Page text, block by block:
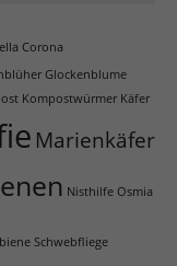
Corona
Glockenblume
Kompostwürmer Käfer
Marienkäfer
Nisthilfe Osmia
Schwebfliege